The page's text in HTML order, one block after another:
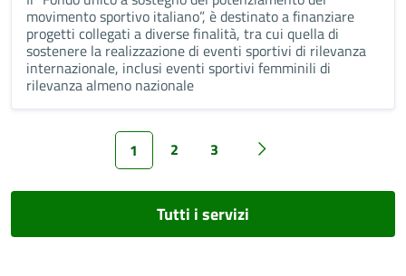
movimento sportivo italiano”, è destinato a finanziare
progetti collegati a diverse finalità, tra cui quella di
sostenere la realizzazione di eventi sportivi di rilevanza
internazionale, inclusi eventi sportivi femminili di
rilevanza almeno nazionale
1 2 3
Tutti i servizi